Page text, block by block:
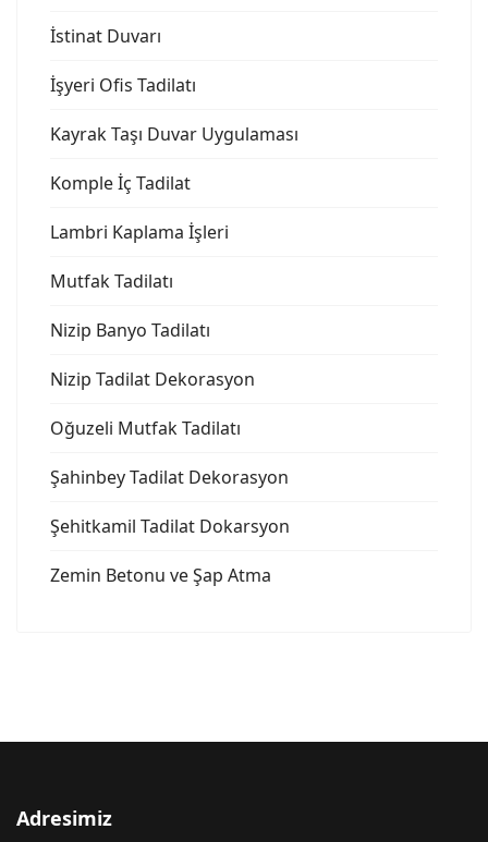
İstinat Duvarı
İşyeri Ofis Tadilatı
Kayrak Taşı Duvar Uygulaması
Komple İç Tadilat
Lambri Kaplama İşleri
Mutfak Tadilatı
Nizip Banyo Tadilatı
Nizip Tadilat Dekorasyon
Oğuzeli Mutfak Tadilatı
Şahinbey Tadilat Dekorasyon
Şehitkamil Tadilat Dokarsyon
Zemin Betonu ve Şap Atma
Adresimiz